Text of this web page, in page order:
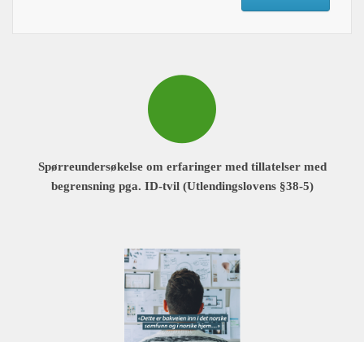
Spørreundersøkelse om erfaringer med tillatelser med
begrensning pga. ID-tvil (Utlendingslovens §38-5)